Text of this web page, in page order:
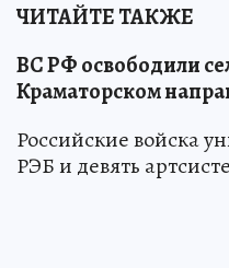
ЧИТАЙТЕ ТАКЖЕ
ВС РФ освободили
Краматорском
Российские войска
РЭБ и девять